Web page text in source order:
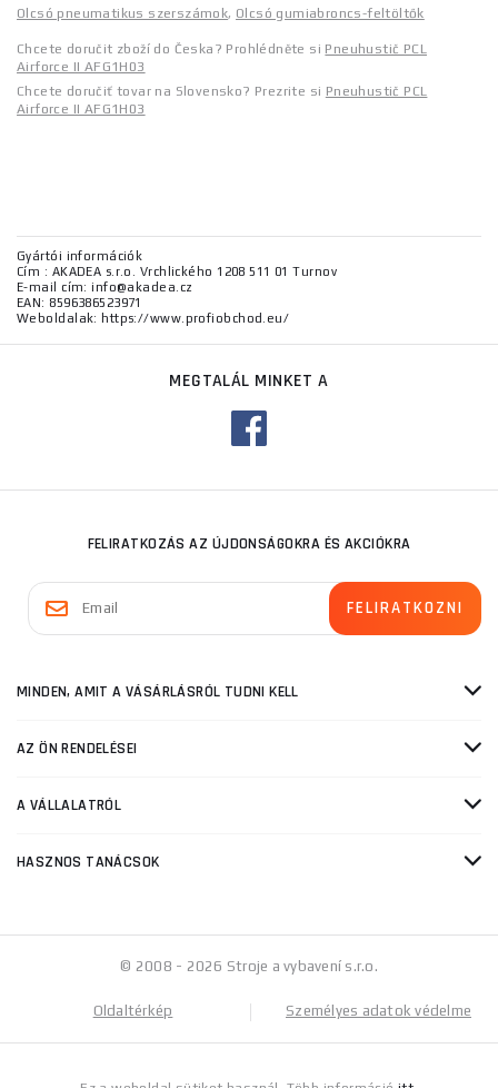
Olcsó pneumatikus szerszámok, Olcsó gumiabroncs-feltöltők
Chcete doručit zboží do Česka? Prohlédněte si Pneuhustič PCL
Airforce II AFG1H03
Chcete doručiť tovar na Slovensko? Prezrite si Pneuhustič PCL
Airforce II AFG1H03
Gyártói információk
Cím : AKADEA s.r.o. Vrchlického 1208 511 01 Turnov
E-mail cím: info@akadea.cz
EAN: 8596386523971
Weboldalak: https://www.profiobchod.eu/
MEGTALÁL MINKET A
FELIRATKOZÁS AZ ÚJDONSÁGOKRA ÉS AKCIÓKRA
MINDEN, AMIT A VÁSÁRLÁSRÓL TUDNI KELL
AZ ÖN RENDELÉSEI
A VÁLLALATRÓL
HASZNOS TANÁCSOK
© 2008 - 2026 Stroje a vybavení s.r.o.
Oldaltérkép Személyes adatok védelme